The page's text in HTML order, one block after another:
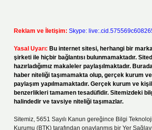
Reklam ve İletişim: Skype:
Yasal Uyarı: Bu internet sitesi, herhangi bir
şirketi ile hiçbir bağlantısı bulunmamaktadır.
hazırladığımız makaleler paylaşılmaktadır.
haber niteliği taşımamakta olup, gerçek kurum
paylaşım yapılmamaktadır. Gerçek kurum ve
benzerlikleri tamamen tesadüfidir. Sitemizdeki
halindedir ve tavsiye niteliği taşımazlar.
Sitemiz, 5651 Sayılı Kanun gereğince Bilgi
Kurumu (BTK) tarafından onaylanmış bir Yer